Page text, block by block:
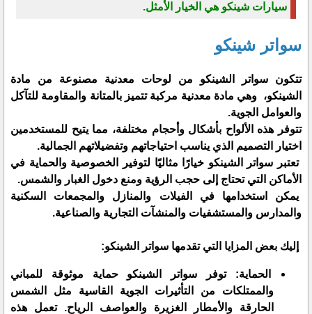
سيارات شينكو هي الخيار الأمثل.
سواتر شينكو
تتكون سواتر الشينكو من لوحات معدنية مصنوعة من مادة
الشينكو، وهي مادة معدنية مركبة تتميز بالمتانة والمقاومة للتآكل
والعوامل الجوية.
تتوفر هذه الألواح بأشكال وأحجام مختلفة، مما يتيح للمستخدمين
اختيار التصميم الذي يناسب احتياجاتهم وتفضيلاتهم الجمالية.
تعتبر سواتر الشينكو خيارًا مثاليًا لتوفير الخصوصية والحماية في
الأماكن التي تحتاج إلى حجب الرؤية ومنع دخول الغبار والشمس.
يمكن استخدامها في الفيلات والمنازل والمجمعات السكنية
والمدارس والمستشفيات والمنشآت التجارية والصناعية.
إليك بعض المزايا التي تقدمها سواتر الشينكو:
الحماية: توفر سواتر الشينكو حماية موثوقة للمباني
والممتلكات من التأثيرات الجوية القاسية مثل الشمس
الحارقة والأمطار الغزيرة والعواصف الرياح. تعمل هذه